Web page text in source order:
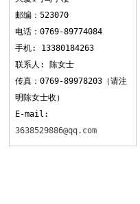
邮编：523070
电话：0769-89774084
手机: 13380184263
联系人: 陈女士
传真：0769-89978203（请注
明陈女士收）
E-mail:
3638529886@qq.com